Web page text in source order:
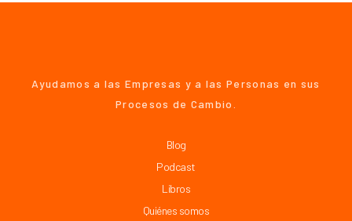
Ayudamos a las Empresas y a las Personas en sus
Procesos de Cambio.
Blog
Podcast
Libros
Quiénes somos